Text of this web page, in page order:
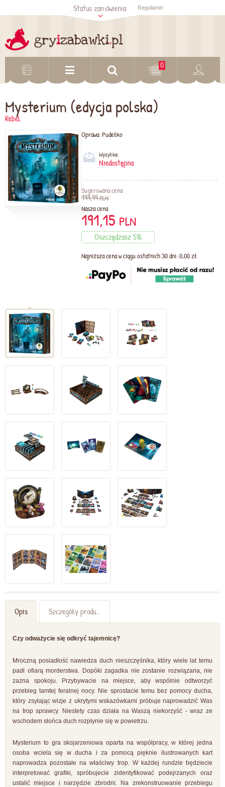
Sprawdź status
zamówienia
Status zamówienia Regulamin
0
Mysterium (edycja polska)
Rebel
Oprawa:Pudełko
Wysyłka:
Niedostępna
Sugerowana cena
199,99PLN
Nasza cena
191,15 PLN
Oszczędzasz 5%
Najniższa cena w ciągu ostatnich 30 dni: 0,00 zł
Opis Szczegóły produktu
Czy odważycie się odkryć tajemnicę?
Mroczną posiadłość nawiedza duch nieszczęśnika, który wiele lat temu
padł ofiarą morderstwa. Dopóki zagadka nie zostanie rozwiązana, nie
zazna spokoju. Przybywacie na miejsce, aby wspólnie odtworzyć
przebieg tamtej feralnej nocy. Nie sprostacie temu bez pomocy ducha,
który zsyłając wizje z ukrytymi wskazówkami próbuje naprowadzić Was
na trop sprawcy. Niestety czas działa na Waszą niekorzyść - wraz ze
wschodem słońca duch rozpłynie się w powietrzu.
Mysterium to gra skojarzeniowa oparta na współpracy, w której jedna
osoba wciela się w ducha i za pomocą pięknie ilustrowanych kart
naprowadza pozostałe na właściwy trop. W każdej rundzie będziecie
interpretować grafiki, spróbujecie zidentyfikować podejrzanych oraz
ustalić miejsce i narzędzie zbrodni. Na zrekonstruowanie przebiegu